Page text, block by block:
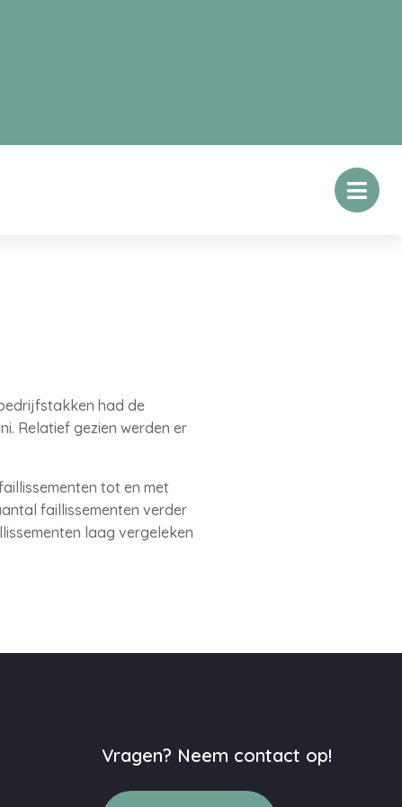
had de
Relatief gezien werden er
tot en met
faillissementen verder
laag vergeleken
Vragen? Neem contact op!